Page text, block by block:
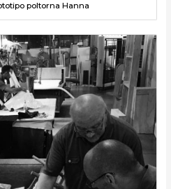
poltorna Hanna